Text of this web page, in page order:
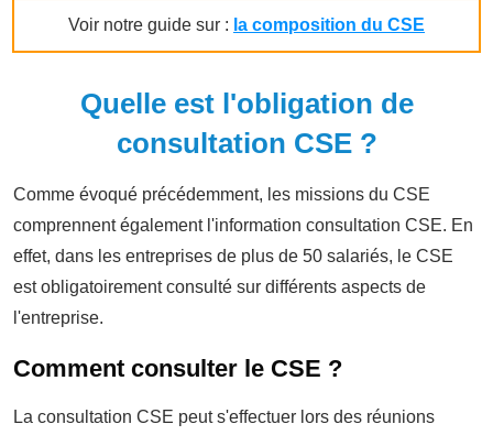
Voir notre guide sur : la composition du CSE
Quelle est l'obligation de
consultation CSE ?
Comme évoqué précédemment, les missions du CSE
comprennent également l'information consultation CSE. En
effet, dans les entreprises de plus de 50 salariés, le CSE
est obligatoirement consulté sur différents aspects de
l'entreprise.
Comment consulter le CSE ?
La consultation CSE peut s'effectuer lors des réunions